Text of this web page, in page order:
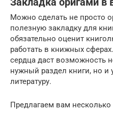
Можно сделать не просто
полезную закладку для
обязательно оценит
работать в книжных
сердца даст возможность
нужный раздел книги, но и
литературу.
Предлагаем вам